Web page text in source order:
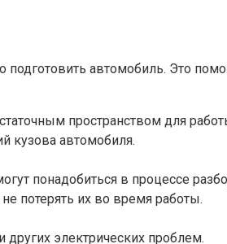
автомобиль. Это
пространством для
кузова автомобиля.
понадобиться в процессе
потерять их во время работы.
электрических проблем.